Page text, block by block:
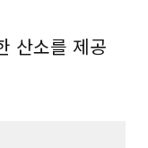
산소를 제공